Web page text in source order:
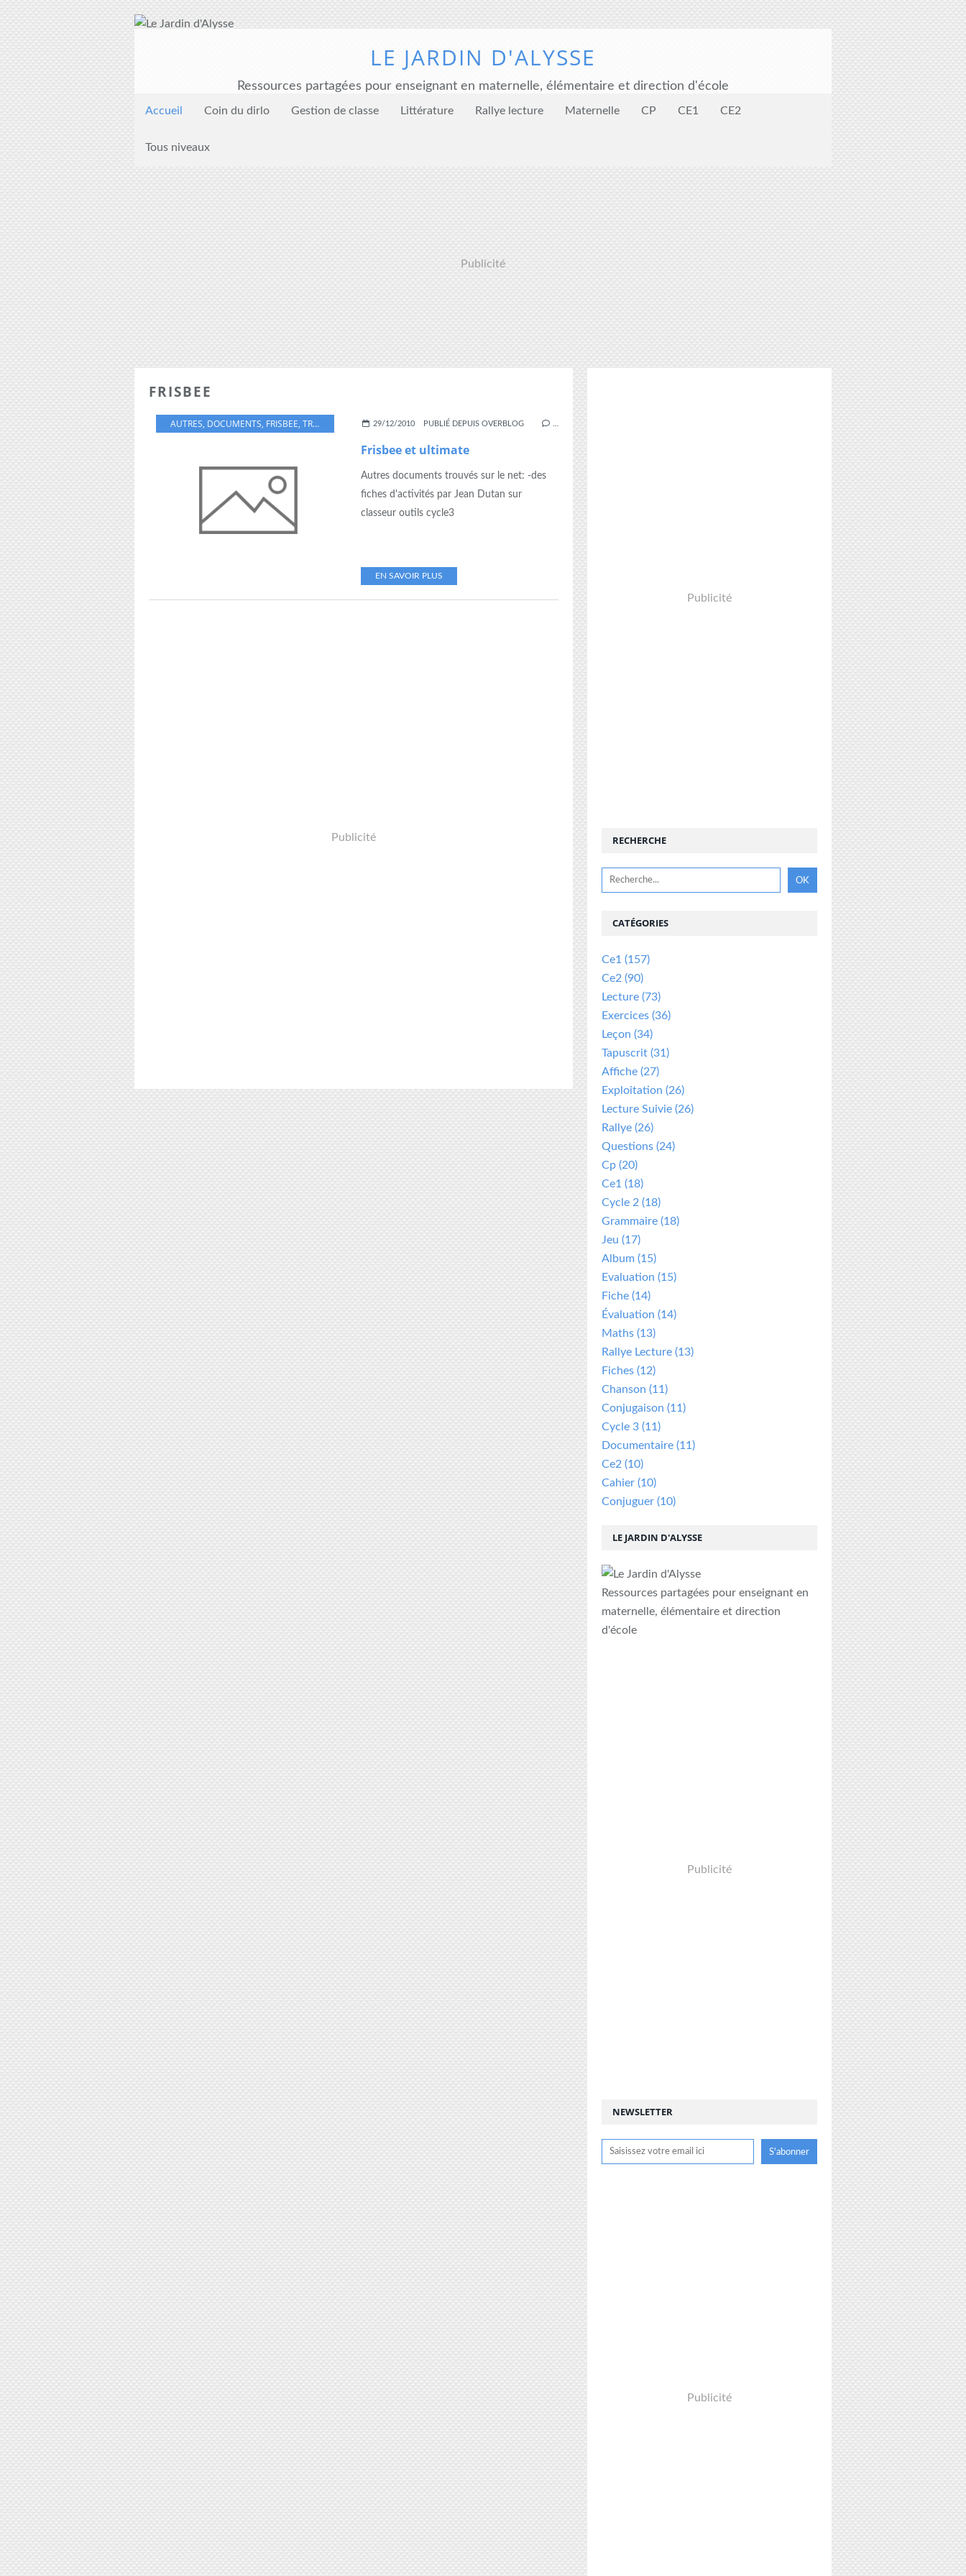
LE JARDIN D'ALYSSE
Ressources partagées pour enseignant en maternelle, élémentaire et direction d'école
Accueil Coin du dirlo Gestion de classe Littérature Rallye lecture Maternelle CP CE1 CE2
Tous niveaux
Publicité
FRISBEE
AUTRES, DOCUMENTS, FRISBEE, TROUVES ULTIMATE29/12/2010 PUBLIÉ DEPUIS OVERBLOG
Frisbee et ultimate
Autres documents trouvés sur le net: -des
fiches d'activités par Jean Dutan sur
classeur outils cycle3
EN SAVOIR PLUS
Publicité
Publicité
NEWSLETTER
RECHERCHE
LE JARDIN D'ALYSSE
Ressources partagées pour enseignant en
maternelle, élémentaire et direction
d'école
Publicité
CATÉGORIES
Ce1 (157)
Ce2 (90)
Lecture (73)
Exercices (36)
Leçon (34)
Tapuscrit (31)
Affiche (27)
Exploitation (26)
Lecture Suivie (26)
Rallye (26)
Questions (24)
Cp (20)
Ce1 (18)
Cycle 2 (18)
Grammaire (18)
Jeu (17)
Album (15)
Evaluation (15)
Fiche (14)
Évaluation (14)
Maths (13)
Rallye Lecture (13)
Fiches (12)
Chanson (11)
Conjugaison (11)
Cycle 3 (11)
Documentaire (11)
Ce2 (10)
Cahier (10)
Conjuguer (10)
Publicité